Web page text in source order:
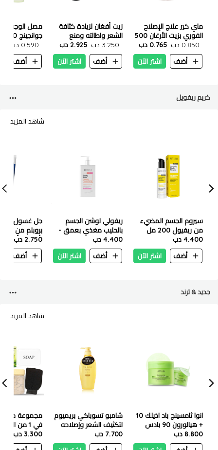
ماي كير علاج الإصلاح
الفوري بزيت الأرغان 500
مل
0.850 دب
0.765 دب
أضف
اشتر الآن
زيت أفغان لزيادة كثافة
الشعر واطالته ومنع
تساقط الشعر - 200 مل
3.250 دب
2.925 دب
أضف
اشتر الآن
مصل الوجه
جوانجينج 30 مل
0.590 دب
أضف
كريم ريفويل
شاهد المزيد
سيروم الجسم المضيء
من ريفيول 200 مل
4.400 دب
أضف
اشتر الآن
ريفولي لوشن الجسم
بالحليب مغذي بعمق -
٢٥٠ مل
4.400 دب
أضف
اشتر الآن
جل غسول
بروبلم من
بأحماض ألفا
وبيتا
2.750 دب
أضف
جديد & ترند
شاهد المزيد
انوا ثامسينج باد اذيلك 10
+ هيالورون 90 بادس
(230 مل )
8.800 دب
شامبو تسوباكي بريميوم
لتكثيف الشعر وإصلاحه
450 مل
7.700 دب
في 1 من الكاسال
3.300 دب